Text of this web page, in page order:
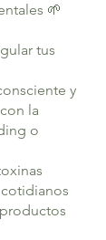
🌱
tus
y
la
o